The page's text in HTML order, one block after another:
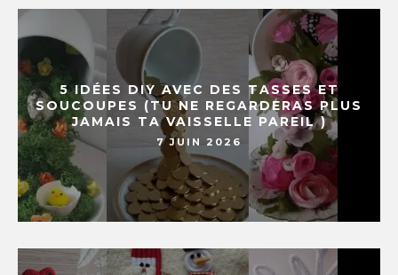
5 IDÉES DIY AVEC DES TASSES ET
SOUCOUPES (TU NE REGARDERAS PLUS
JAMAIS TA VAISSELLE PAREIL )
7 JUIN 2026